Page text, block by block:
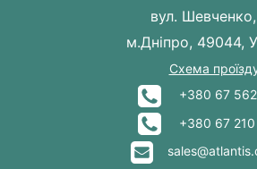
вул.
м.Дніпро, 49044,
Схема
+380 67 562
+380 67 210